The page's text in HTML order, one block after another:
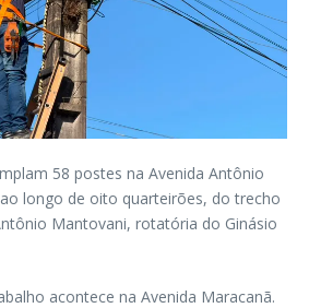
58 postes na Avenida Antônio
longo de oito quarteirões, do trecho
Mantovani, rotatória do Ginásio
acontece na Avenida Maracanã.